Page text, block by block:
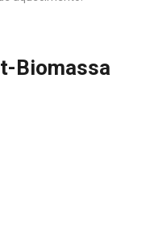
Biomassa